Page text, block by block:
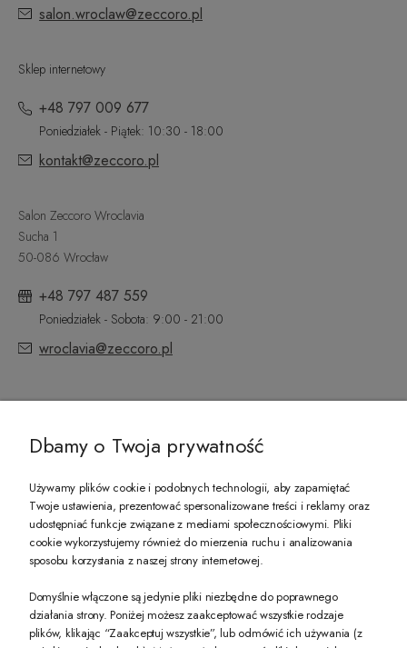
salon.wroclaw@zeccoro.pl
Sklep internetowy
+48 797 009 677
Poniedziałek - Piątek: 10:30 - 18:00
kontakt@zeccoro.pl
Salon Zeccoro Wroclavia
Sucha 1
50-086 Wrocław
+48 797 487 559
Poniedziałek - Sobota: 9:00 - 21:00
wroclavia@zeccoro.pl
PREZENT DLA CIEBIE!
-10% na pierwsze zakupy na zeccoro.pl Gdy zapiszesz się do naszego
Twoje dane będą przetwarzane zgodnie z nasząpolityką prywatności
Dbamy o Twoja prywatność
Używamy plików cookie i podobnych technologii, aby zapamiętać
Twoje ustawienia, prezentować spersonalizowane treści i reklamy oraz
udostępniać funkcje związane z mediami społecznościowymi. Pliki
cookie wykorzystujemy również do mierzenia ruchu i analizowania
sposobu korzystania z naszej strony internetowej.
Domyślnie włączone są jedynie pliki niezbędne do poprawnego
działania strony. Poniżej możesz zaakceptować wszystkie rodzaje
plików, klikając “Zaakceptuj wszystkie”, lub odmówić ich używania (z